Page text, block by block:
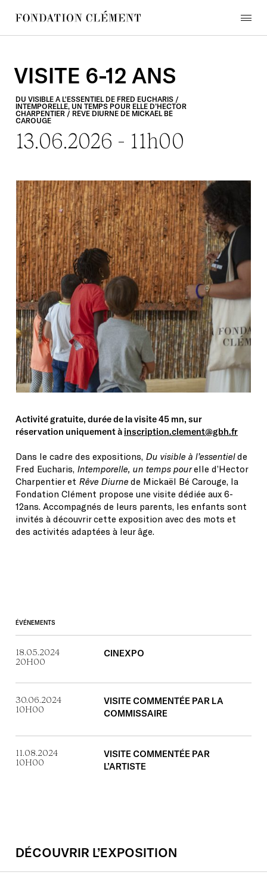
content
menu
VISITE 6-12 ANS
DU VISIBLE À L'ESSENTIEL DE FRED EUCHARIS /
INTEMPORELLE, UN TEMPS POUR ELLE D’HECTOR
CHARPENTIER / RÊVE DIURNE DE MICKAËL BÉ
CAROUGE
13.06.2026 - 11h00
Activité gratuite, durée de la visite 45 mn, sur
réservation uniquement à inscription.clement@gbh.fr
Dans le cadre des expositions, Du visible à l’essentielde
Fred Eucharis, Intemporelle, un temps pourelle d’Hector
Charpentier et Rêve Diurne de Mickaël Bé Carouge, la
Fondation Clément propose une visite dédiée aux 6-
12ans. Accompagnés de leurs parents, les enfants sont
invités à découvrir cette exposition avec des mots et
des activités adaptées à leur âge.
ÉVÉNEMENTS
CINEXPO
18.05.2024
20H00
VISITE COMMENTÉE PAR LA
COMMISSAIRE
30.06.2024
10H00
VISITE COMMENTÉE PAR
L’ARTISTE
11.08.2024
10H00
DÉCOUVRIR L’EXPOSITION